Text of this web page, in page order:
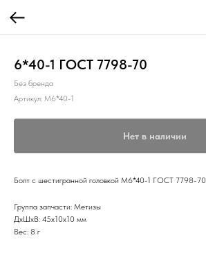
6*40-1 ГОСТ 7798-70
Без бренда
Артикул: М6*40-1
Нет в наличии
Болт с шестигранной головкой М6*40-1 ГОСТ 7798-70
Группа запчасти: Метизы
ДxШxВ: 45x10x10 мм
Вес: 8 г